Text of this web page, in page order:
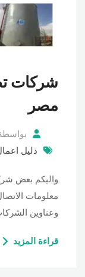
شركات
مصر
دليل
واليكم بعض
معلومات
وعناوين
قراءة المزيد